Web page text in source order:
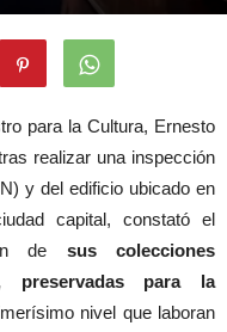
para la Cultura, Ernesto
realizar una inspección
y del edificio ubicado en
capital, constató el
de sus colecciones
preservadas para la
nivel que laboran